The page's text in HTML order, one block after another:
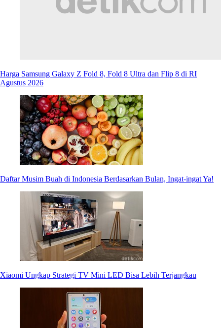
Harga Samsung Galaxy Z Fold 8, Fold 8 Ultra dan Flip 8 di RI
Agustus 2026
Daftar Musim Buah di Indonesia Berdasarkan Bulan, Ingat-ingat Ya!
Xiaomi Ungkap Strategi TV Mini LED Bisa Lebih Terjangkau